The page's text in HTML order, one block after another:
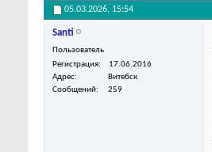
05.03.2026, 15:54
Santi
Пользователь
Регистрация
17.06.2016
Адрес
Витебск
Сообщений
259